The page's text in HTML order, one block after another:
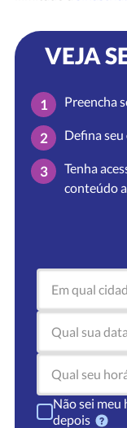
VEJA
1 Preencha
2 Defina seu
3 Tenha
conteúdo
Não sei
depois